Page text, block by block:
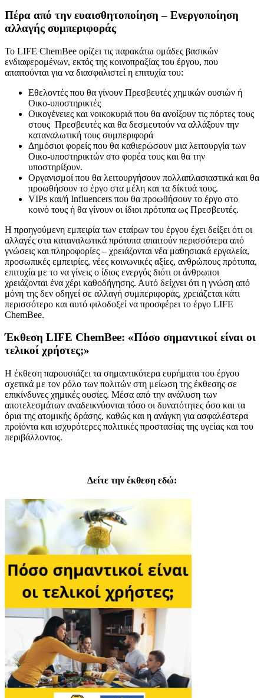
Πέρα από την ευαισθητοποίηση – Ενεργοποίηση
αλλαγής συμπεριφοράς
Το LIFE ChemBee ορίζει τις παρακάτω ομάδες βασικών
ενδιαφερομένων, εκτός της κοινοπραξίας του έργου, που
απαιτούνται για να διασφαλιστεί η επιτυχία του:
Εθελοντές που θα γίνουν Πρεσβευτές χημικών ουσιών ή
Οικο-υποστηρικτές
Οικογένειες και νοικοκυριά που θα ανοίξουν τις πόρτες τους
στους Πρεσβευτές και θα δεσμευτούν να αλλάξουν την
καταναλωτική τους συμπεριφορά
Δημόσιοι φορείς που θα καθιερώσουν μια λειτουργία των
Οικο-υποστηρικτών στο φορέα τους και θα την
υποστηρίξουν.
Οργανισμοί που θα λειτουργήσουν πολλαπλασιαστικά και θα
προωθήσουν το έργο στα μέλη και τα δίκτυά τους.
VIPs και/ή Influencers που θα προωθήσουν το έργο στο
κοινό τους ή θα γίνουν οι ίδιοι πρότυπα ως Πρεσβευτές.
Η προηγούμενη εμπειρία των εταίρων του έργου έχει δείξει ότι οι
αλλαγές στα καταναλωτικά πρότυπα απαιτούν περισσότερα από
γνώσεις και πληροφορίες – χρειάζονται νέα μαθησιακά εργαλεία,
προσωπικές εμπειρίες, νέες κοινωνικές αξίες, ανθρώπους πρότυπα,
επιτυχία με το να γίνεις ο ίδιος ενεργός διότι οι άνθρωποι
χρειάζονται ένα χέρι καθοδήγησης. Αυτό δείχνει ότι η γνώση από
μόνη της δεν οδηγεί σε αλλαγή συμπεριφοράς, χρειάζεται κάτι
περισσότερο και αυτό φιλοδοξεί να προσφέρει το έργο LIFE
ChemBee.
Έκθεση LIFE ChemBee: «Πόσο σημαντικοί είναι οι
τελικοί χρήστες;»
Η έκθεση παρουσιάζει τα σημαντικότερα ευρήματα του έργου
σχετικά με τον ρόλο των πολιτών στη μείωση της έκθεσης σε
επικίνδυνες χημικές ουσίες. Μέσα από την ανάλυση των
αποτελεσμάτων αναδεικνύονται τόσο οι δυνατότητες όσο και τα
όρια της ατομικής δράσης, καθώς και η ανάγκη για ασφαλέστερα
προϊόντα και ισχυρότερες πολιτικές προστασίας της υγείας και του
περιβάλλοντος.
Δείτε την έκθεση εδώ: